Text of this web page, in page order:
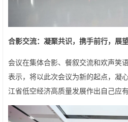
合影交流：凝聚共识，携手前行，展
会议在集体合影、餐叙交流和欢声笑
表示，将以此次会议为新的起点，凝
江省低空经济高质量发展作出自己应有